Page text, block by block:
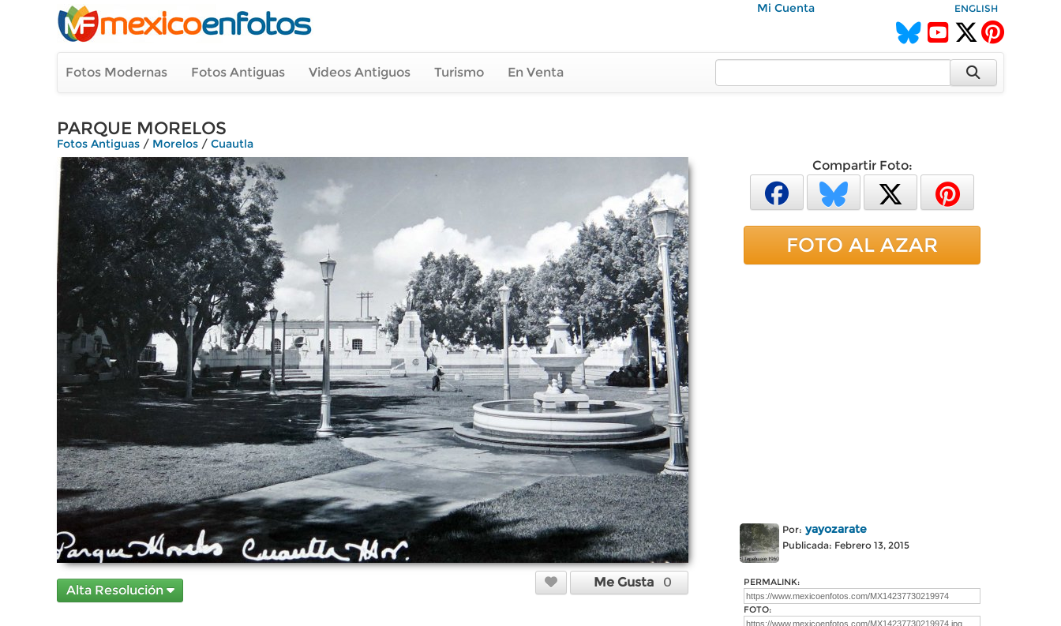
Mi Cuenta ENGLISH
Fotos Modernas Fotos Antiguas Videos Antiguos Turismo En Venta
PARQUE MORELOS
Fotos Antiguas / Morelos / Cuautla
Alta Resolución
Me Gusta 0
Compartir Foto:
FOTO AL AZAR
Por: yayozarate
Publicada: Febrero 13, 2015
PERMALINK:
FOTO: